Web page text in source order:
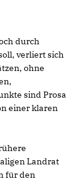
durch
verliert sich
ohne
sind Prosa
einer klaren
Landrat
für den